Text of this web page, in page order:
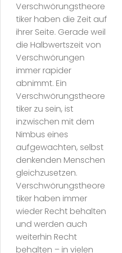
Verschwörungstheore
tiker haben die Zeit auf
ihrer Seite. Gerade weil
die Halbwertszeit von
Verschwörungen
immer rapider
abnimmt. Ein
Verschwörungstheore
tiker zu sein, ist
inzwischen mit dem
Nimbus eines
aufgewachten, selbst
denkenden Menschen
gleichzusetzen.
Verschwörungstheore
tiker haben immer
wieder Recht behalten
und werden auch
weiterhin Recht
behalten – in vielen